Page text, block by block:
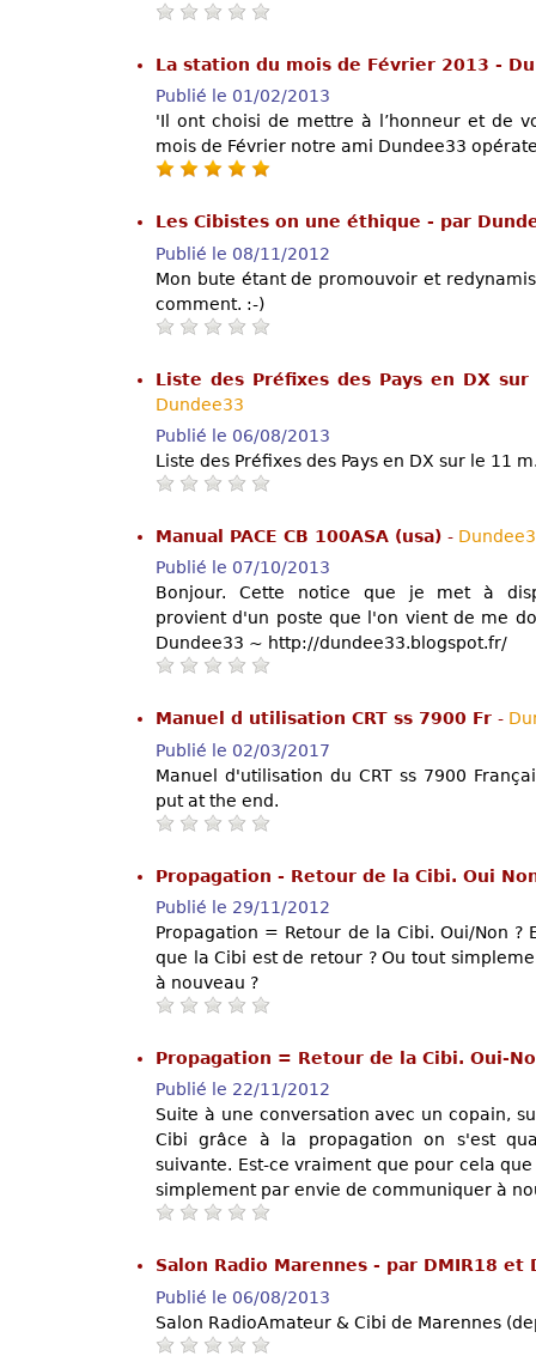
La station du mois de Février 2013 -
Publié le 01/02/2013
'Il ont choisi de mettre à l’honneur et de
mois de Février notre ami Dundee33
Les Cibistes on une éthique - par
Publié le 08/11/2012
Mon bute étant de promouvoir et
comment. :-)
Liste des Préfixes des Pays en DX
Dundee33
Publié le 06/08/2013
Liste des Préfixes des Pays en DX sur le 11
Manual PACE CB 100ASA (usa) -
Publié le 07/10/2013
Bonjour. Cette notice que je met à
provient d'un poste que l'on vient de me
Dundee33 ~ http://dundee33.blogspot.fr/
Manuel d utilisation CRT ss 7900 Fr -
Publié le 02/03/2017
Manuel d'utilisation du CRT ss 7900
put at the end.
Propagation - Retour de la Cibi. Oui
Publié le 29/11/2012
Propagation = Retour de la Cibi. Oui/Non ?
que la Cibi est de retour ? Ou tout
à nouveau ?
Propagation = Retour de la Cibi. Oui-
Publié le 22/11/2012
Suite à une conversation avec un copain,
Cibi grâce à la propagation on s'est
suivante. Est-ce vraiment que pour cela
simplement par envie de communiquer à
Salon Radio Marennes - par DMIR18 et
Publié le 06/08/2013
Salon RadioAmateur & Cibi de Marennes